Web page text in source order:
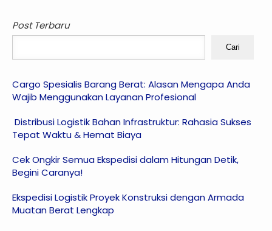
Post Terbaru
Cari
Cargo Spesialis Barang Berat: Alasan Mengapa Anda
Wajib Menggunakan Layanan Profesional
Distribusi Logistik Bahan Infrastruktur: Rahasia Sukses
Tepat Waktu & Hemat Biaya
Cek Ongkir Semua Ekspedisi dalam Hitungan Detik,
Begini Caranya!
Ekspedisi Logistik Proyek Konstruksi dengan Armada
Muatan Berat Lengkap